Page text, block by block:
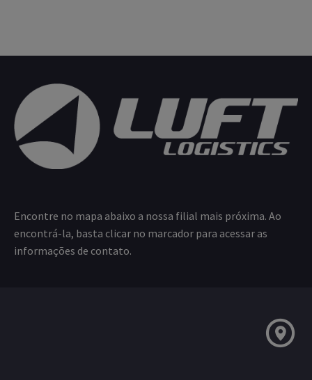
Encontre no mapa abaixo a nossa filial mais próxima. Ao
encontrá-la, basta clicar no marcador para acessar as
informações de contato.